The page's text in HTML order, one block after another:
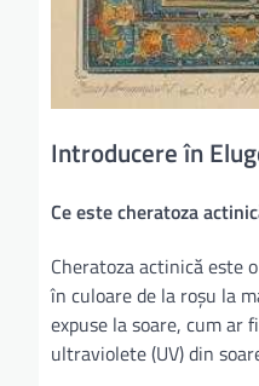
Introducere în
Ce este cheratoza
Cheratoza actinică este
în culoare de la roșu la
expuse la soare, cum ar
ultraviolete (UV) din